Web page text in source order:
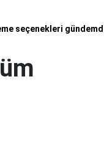
seçenekleri